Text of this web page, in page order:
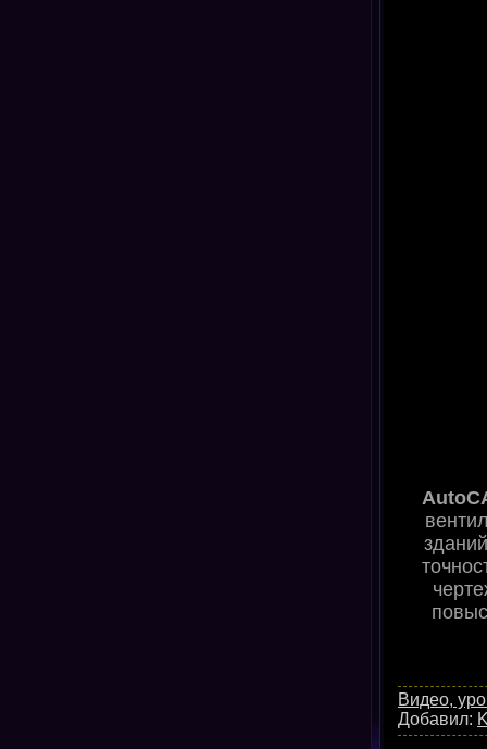
Видео,
Добавил: